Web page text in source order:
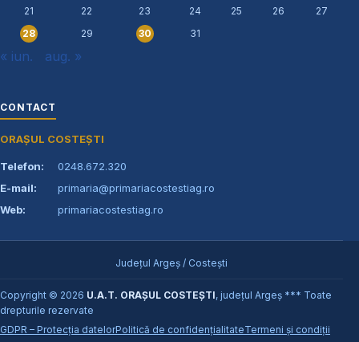
21
22 23 24 25 26
27
28
29 30 31
« iun. aug. »
CONTACT
ORAȘUL COSTEȘTI
Telefon:
0248.672.320
E-mail:
primaria@primariacostestiag.ro
Web:
primariacostestiag.ro
Județul Argeș / Costești
Copyright © 2026 U.A.T. ORAȘUL COSTEȘTI, județul Argeș *** Toate
drepturile rezervate
GDPR – Protecția datelorPolitică de confidențialitateTermeni și condiții